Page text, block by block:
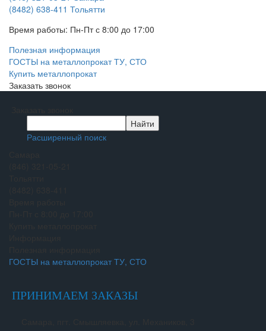
(8482) 638-411 Тольятти
Время работы: Пн-Пт с 8:00 до 17:00
Полезная информация
ГОСТЫ на металлопрокат ТУ, СТО
Купить металлопрокат
Заказать звонок
Расширенный поиск
ГОСТЫ на металлопрокат ТУ, СТО
ПРИНИМАЕМ ЗАКАЗЫ